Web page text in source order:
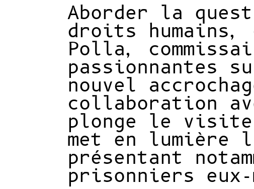
Aborder la
droits humains,
Polla,
passionnantes
nouvel
collaboration
plonge le
met en lumière
présentant
prisonniers eux-